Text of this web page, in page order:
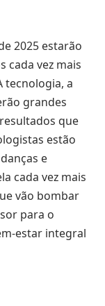
2025 estarão
cada vez mais
tecnologia, a
grandes
que
estão
e
cada vez mais
vão bombar
para o
estar integral